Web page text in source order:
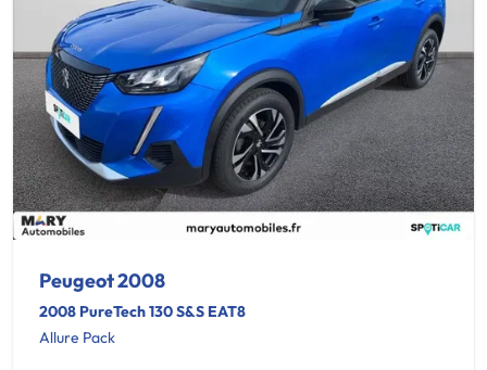
Peugeot 2008
2008 PureTech 130 S&S EAT8
Allure Pack